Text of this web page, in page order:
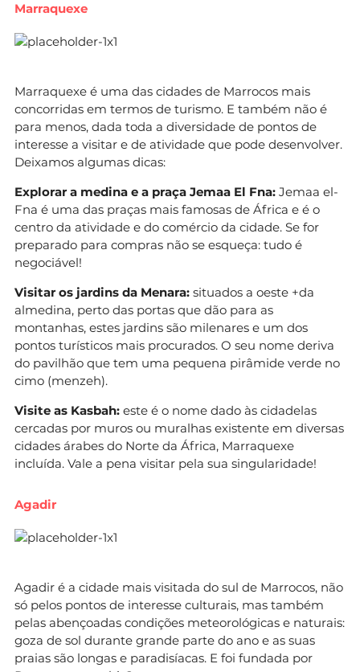
Marraquexe
Marraquexe é uma das cidades de Marrocos mais
concorridas em termos de turismo. E também não é
para menos, dada toda a diversidade de pontos de
interesse a visitar e de atividade que pode desenvolver.
Deixamos algumas dicas:
Explorar a medina e a praça Jemaa El Fna: Jemaa el-
Fna é uma das praças mais famosas de África e é o
centro da atividade e do comércio da cidade. Se for
preparado para compras não se esqueça: tudo é
negociável!
Visitar os jardins da Menara: situados a oeste +da
almedina, perto das portas que dão para as
montanhas, estes jardins são milenares e um dos
pontos turísticos mais procurados. O seu nome deriva
do pavilhão que tem uma pequena pirâmide verde no
cimo (menzeh).
Visite as Kasbah: este é o nome dado às cidadelas
cercadas por muros ou muralhas existente em diversas
cidades árabes do Norte da África, Marraquexe
incluída. Vale a pena visitar pela sua singularidade!
Agadir
Agadir é a cidade mais visitada do sul de Marrocos, não
só pelos pontos de interesse culturais, mas também
pelas abençoadas condições meteorológicas e naturais:
goza de sol durante grande parte do ano e as suas
praias são longas e paradisíacas. E foi fundada por